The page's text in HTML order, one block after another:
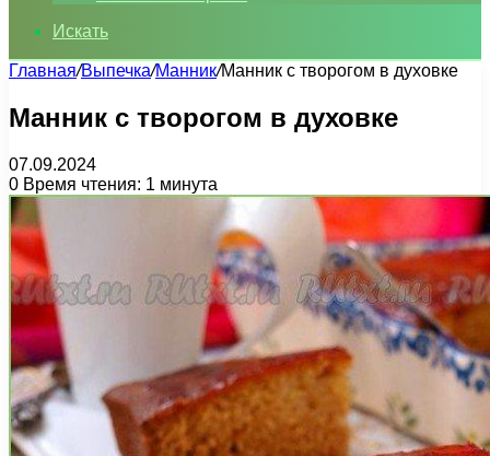
Искать
Главная/Выпечка/Манник/Манник с творогом в духовке
Манник с творогом в духовке
07.09.2024
0 Время чтения: 1 минута